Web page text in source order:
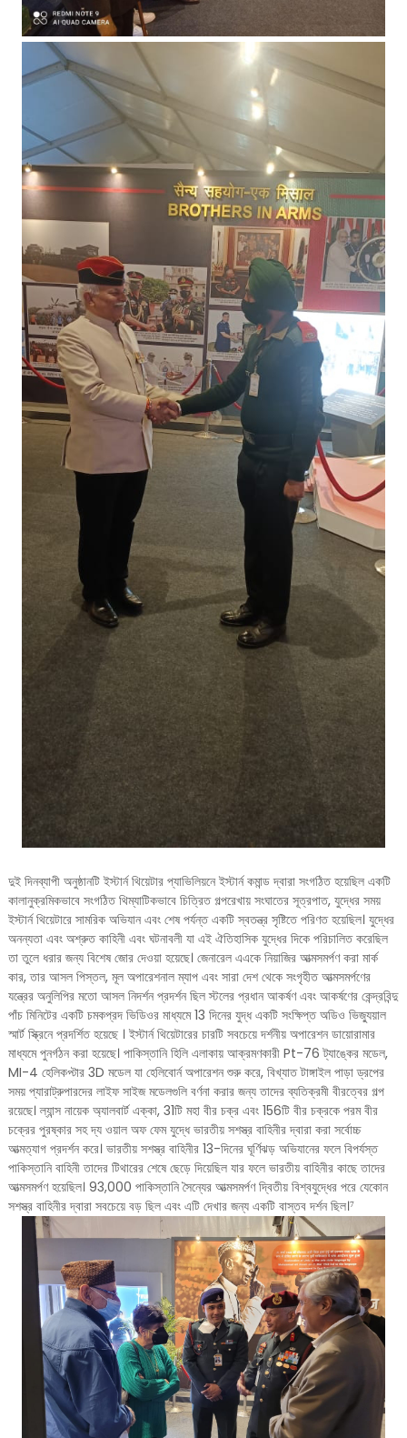
দুই দিনব্যাপী অনুষ্ঠানটি ইস্টার্ন থিয়েটার প্যাভিলিয়নে ইস্টার্ন কমান্ড দ্বারা সংগঠিত হয়েছিল একটি
কালানুক্রমিকভাবে সংগঠিত থিম্যাটিকভাবে চিত্রিত গল্পরেখায় সংঘাতের সূত্রপাত, যুদ্ধের সময়
ইস্টার্ন থিয়েটারে সামরিক অভিযান এবং শেষ পর্যন্ত একটি স্বতন্ত্র সৃষ্টিতে পরিণত হয়েছিল। যুদ্ধের
অনন্যতা এবং অশ্রুত কাহিনী এবং ঘটনাবলী যা এই ঐতিহাসিক যুদ্ধের দিকে পরিচালিত করেছিল
তা তুলে ধরার জন্য বিশেষ জোর দেওয়া হয়েছে। জেনারেল এএকে নিয়াজির আত্মসমর্পণ করা মার্ক
কার, তার আসল পিস্তল, মূল অপারেশনাল ম্যাপ এবং সারা দেশ থেকে সংগৃহীত আত্মসমর্পণের
যন্ত্রের অনুলিপির মতো আসল নিদর্শন প্রদর্শন ছিল স্টলের প্রধান আকর্ষণ এবং আকর্ষণের কেন্দ্রবিন্দু
পাঁচ মিনিটের একটি চমকপ্রদ ভিডিওর মাধ্যমে 13 দিনের যুদ্ধ একটি সংক্ষিপ্ত অডিও ভিজ্যুয়াল
স্মার্ট স্ক্রিনে প্রদর্শিত হয়েছে । ইস্টার্ন থিয়েটারের চারটি সবচেয়ে দর্শনীয় অপারেশন ডায়োরামার
মাধ্যমে পুনর্গঠন করা হয়েছে। পাকিস্তানি হিলি এলাকায় আক্রমণকারী Pt-76 ট্যাঙ্কের মডেল,
MI-4 হেলিকপ্টার 3D মডেল যা হেলিবোর্ন অপারেশন শুরু করে, বিখ্যাত টাঙ্গাইল পাড়া ড্রপের
সময় প্যারাট্রুপারদের লাইফ সাইজ মডেলগুলি বর্ণনা করার জন্য তাদের ব্যতিক্রমী বীরত্বের গল্প
রয়েছে। ল্যান্স নায়েক অ্যালবার্ট এক্কা, 31টি মহা বীর চক্র এবং 156টি বীর চক্রকে পরম বীর
চক্রের পুরষ্কার সহ দ্য ওয়াল অফ ফেম যুদ্ধে ভারতীয় সশস্ত্র বাহিনীর দ্বারা করা সর্বোচ্চ
আত্মত্যাগ প্রদর্শন করে। ভারতীয় সশস্ত্র বাহিনীর 13-দিনের ঘূর্ণিঝড় অভিযানের ফলে বিপর্যস্ত
পাকিস্তানি বাহিনী তাদের টিথারের শেষে ছেড়ে দিয়েছিল যার ফলে ভারতীয় বাহিনীর কাছে তাদের
আত্মসমর্পণ হয়েছিল। 93,000 পাকিস্তানি সৈন্যের আত্মসমর্পণ দ্বিতীয় বিশ্বযুদ্ধের পরে যেকোন
সশস্ত্র বাহিনীর দ্বারা সবচেয়ে বড় ছিল এবং এটি দেখার জন্য একটি বাস্তব দর্শন ছিল।⁷